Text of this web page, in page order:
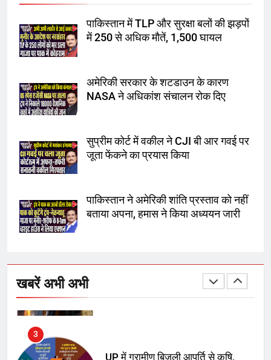
पाकिस्तान में TLP और सुरक्षा बलों की झड़पों
में 250 से अधिक मौतें, 1,500 घायल
अमेरिकी सरकार के शटडाउन के कारण
NASA ने अधिकांश संचालन रोक दिए
सुप्रीम कोर्ट में वकील ने CJI बी आर गवई पर
जूता फेंकने का प्रयास किया
पाकिस्तान ने अमेरिकी शांति प्रस्ताव को नहीं
बताया अपना, हमास ने किया अध्ययन जारी
खबरें अभी अभी
चुनाव से पहले लालू परिवार पर बड़ा झटका,
दिल्ली कोर्ट ने IRCTC घोटाले में आरोप
8
सुप्रीम कोर्ट ने राहुल गांधी के ‘वोट चोरी’
मां को गाली पर कोर्ट का समन जारी
1
स्वरूप रानी नेहरू चिकित्सालय का
नामकरण करने की मांग को लेकर
289 एकड़ भूमि पर विकसित होगा कार्बन-
फ्री डेटा सेंटर, हजारों उच्च-कुशल